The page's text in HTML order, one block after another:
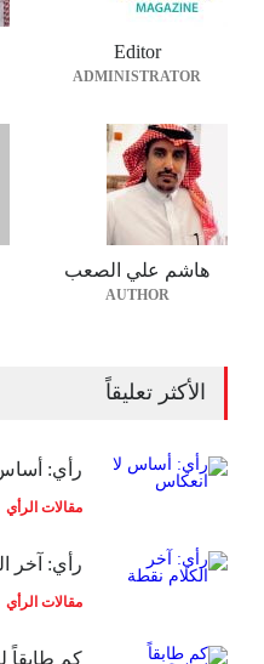
Editor
ADMINISTRATOR
هاشم علي الصعب
AUTHOR
الأكثر تعليقاً
رأي:
مقالات الرأي
رأي: آخر
مقالات الرأي
كم طابقاً